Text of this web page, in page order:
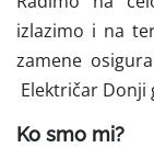
izlazimo i na
zamene
Električar Donji
Ko smo mi?